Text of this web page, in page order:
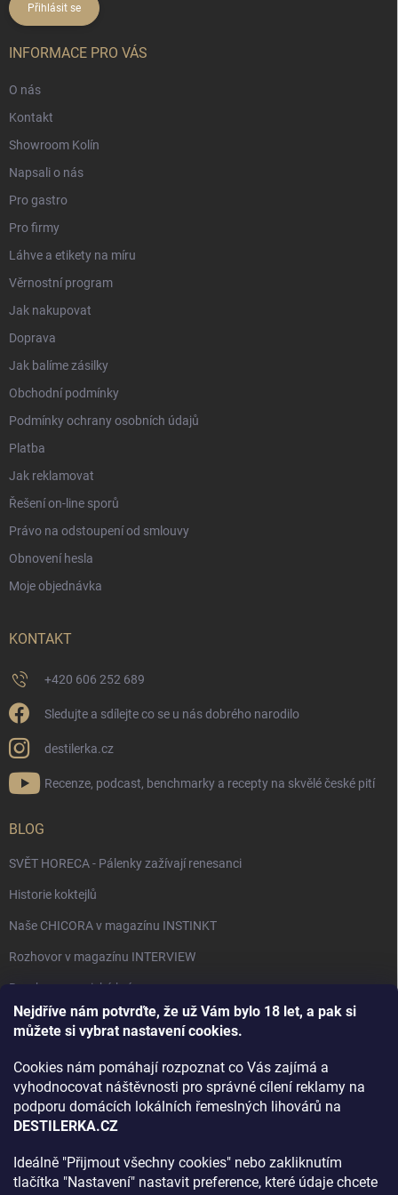
Nejdříve nám potvrďte, že už Vám bylo 18 let, a pak si
můžete si vybrat nastavení cookies.
Cookies nám pomáhají rozpoznat co Vás zajímá a
vyhodnocovat náštěvnosti pro správné cílení reklamy na
podporu domácích lokálních řemeslných lihovárů na
DESTILERKA.CZ
Ideálně "Přijmout všechny cookies" nebo zakliknutím
tlačítka "Nastavení" nastavit preference, které údaje chcete
Přihlásit se
INFORMACE PRO VÁS
O nás
Kontakt
Showroom Kolín
Napsali o nás
Pro gastro
Pro firmy
Láhve a etikety na míru
Věrnostní program
Jak nakupovat
Doprava
Jak balíme zásilky
Obchodní podmínky
Podmínky ochrany osobních údajů
Platba
Jak reklamovat
Řešení on-line sporů
Právo na odstoupení od smlouvy
Obnovení hesla
Moje objednávka
KONTAKT
+420 606 252 689
Sledujte a sdílejte co se u nás dobrého narodilo
destilerka.cz
Recenze, podcast, benchmarky a recepty na skvělé české pití
BLOG
SVĚT HORECA - Pálenky zažívají renesanci
Historie koktejlů
Naše CHICORA v magazínu INSTINKT
Rozhovor v magazínu INTERVIEW
Bourbon, americká krása.
Napsali v TÝDNU o naší práci
Rozhovor s DESTILERKA.CZ v magazínu DRINKING-CAT
Jak vybrat dárek na Vánoce
Archiv